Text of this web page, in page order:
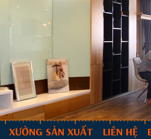
XƯỞNG SẢN XUẤT LIÊN HỆ